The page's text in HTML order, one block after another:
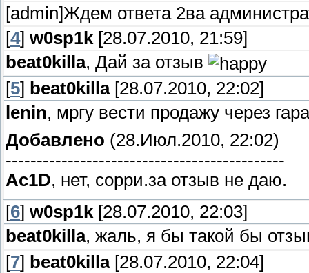
[admin]Ждем ответа 2ва
[4] w0sp1k [28.07.2010, 21:59]
beat0killa, Дай за отзыв
[5] beat0killa[28.07.2010, 22:02]
lenin, мргу вести продажу через
Добавлено (28.Июл.2010, 22:02)
---------------------------------------------
Ac1D, нет, сорри.за отзыв не даю.
[6] w0sp1k [28.07.2010, 22:03]
beat0killa, жаль, я бы такой бы
[7] beat0killa[28.07.2010, 22:04]